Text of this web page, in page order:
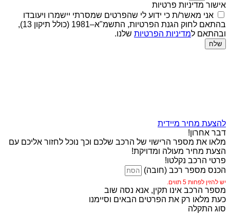
אישור מדיניות פרטיות
אני מאשר/ת כי ידוע לי שהפרטים שמסרתי יישמרו ויעובדו
בהתאם לחוק הגנת הפרטיות, התשמ"א–1981 (כולל תיקון 13),
ובהתאם למדיניות הפרטיות שלנו.
שלח
להצעת מחיר מיידית
דבר אחרון!
מלאו את מספר הרישוי של הרכב שלכם וכך נוכל לחזור אליכם עם
הצעת מחיר מעולה ומדויקת!
פרטי הרכב נקלטו!
הכנס מספר רכב (חובה)
יש להזין לפחות 5 תווים.
מספר הרכב אינו תקין, אנא נסה שוב
כעת מלאו רק את הפרטים הבאים וסיימנו
סוג התקלה